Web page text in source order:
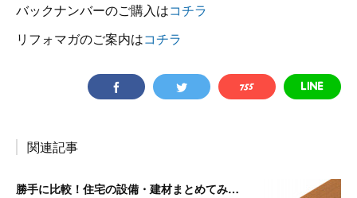
バックナンバーのご購入はコチラ
リフォマガのご案内はコチラ
関連記事
勝手に比較！住宅の設備・建材まとめてみました！～見切り材編